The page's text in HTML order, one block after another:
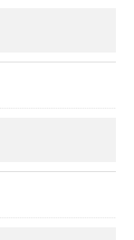
において、